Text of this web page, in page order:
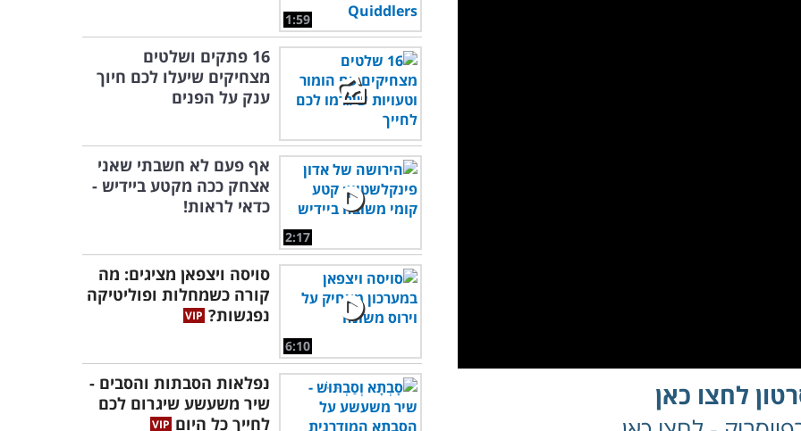
לחצו כאן
1:59
16 פתקים ושלטים
מצחיקים שיעלו לכם חיוך
ענק על הפנים
2:17
אף פעם לא חשבתי שאני
אצחק ככה מקטע ביידיש -
כדאי לראות!
6:10
סויסה ויצפאן מציגים: מה
קורה כשמחלות ופוליטיקה
נפגשות?
נפלאות הסבתות והסבים -
שיר משעשע שיגרום לכם
לחייך כל היום